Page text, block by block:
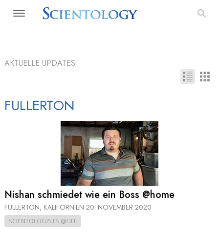
AKTUELLE UPDATES
FULLERTON
Nishan schmiedet wie ein Boss @home
FULLERTON, KALIFORNIEN 20. NOVEMBER 2020
SCIENTOLOGISTS @LIFE